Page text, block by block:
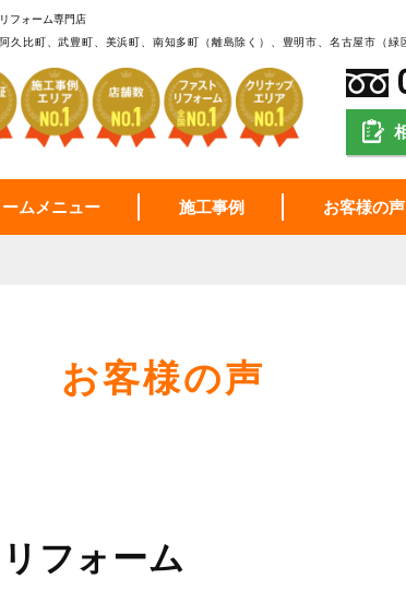
フォーム専門店
比町、武豊町、美浜町、南知多町（離島除く）、豊明市、名古屋市（緑
ームメニュー 施工事例 お客様の声
お客様の声
フォーム